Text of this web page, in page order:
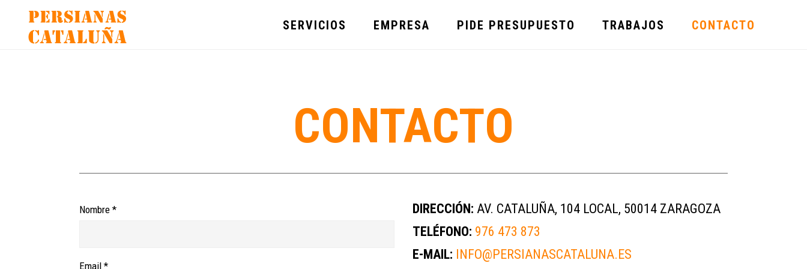
Saltar
SERVICIOS EMPRESA PIDE PRESUPUESTO TRABAJOS CONTACTO
CONTACTO
Nombre *
Email *
DIRECCIÓN: AV. CATALUÑA, 104 LOCAL, 50014 ZARAGOZA
TELÉFONO: 976 473 873
E-MAIL: INFO@PERSIANASCATALUNA.ES